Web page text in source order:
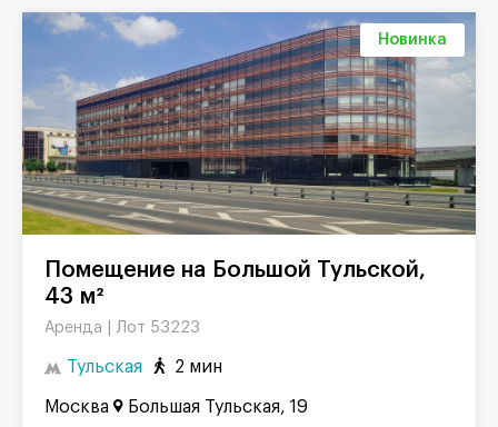
Новинка
Помещение на Большой Тульской,
43 м²
Аренда | Лот 53223
Тульская 2 мин
Москва Большая Тульская, 19